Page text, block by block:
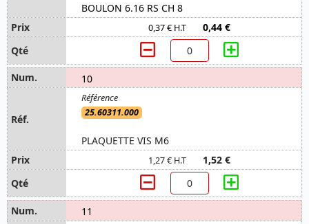
BOULON 6.16 RS CH 8
0,37 € H.T 0,44 €
10
25.60311.000
PLAQUETTE VIS M6
1,27 € H.T 1,52 €
11